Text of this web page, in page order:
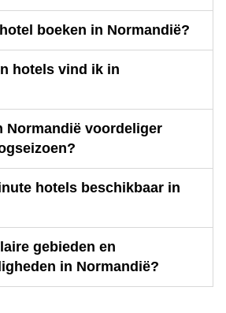
boeken in Normandië?
hotels vind ik in
Normandië voordeliger
hotels beschikbaar in
gebieden en
in Normandië?